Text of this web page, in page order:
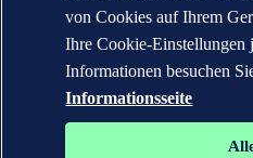
von Cookies auf Ihrem
Ihre Cookie-Einstellungen
Informationen besuchen
Informationsseite